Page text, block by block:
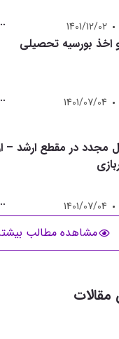
1401/12/02
اخذ بورسیه تحصیلی
1401/07/04
در مقطع ارشد –
1401/07/04
مشاهده مطالب
مقالات